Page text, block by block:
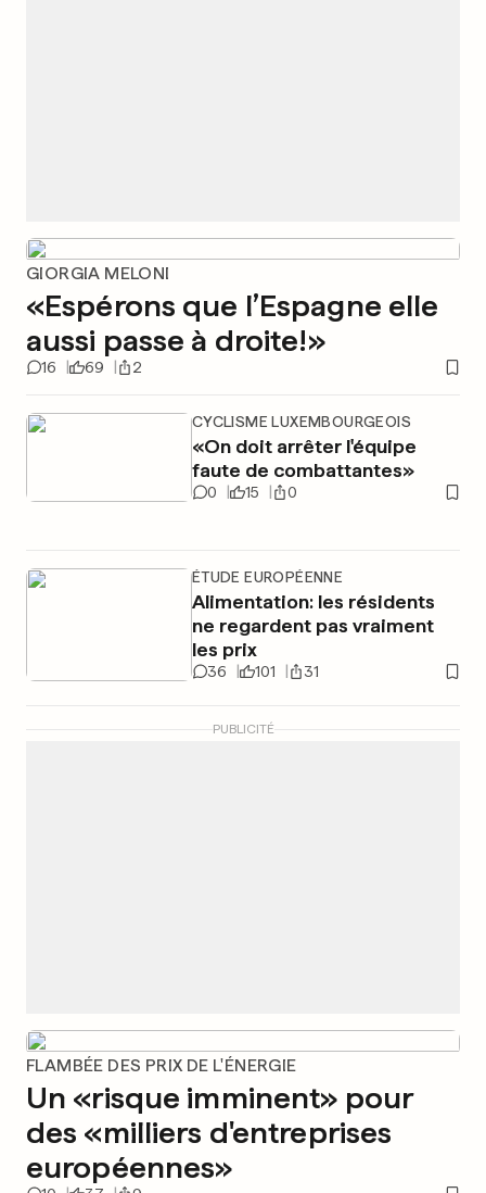
GIORGIA MELONI
«Espérons que l’Espagne elle
aussi passe à droite!»
16 69 2
CYCLISME LUXEMBOURGEOIS
«On doit arrêter l'équipe
faute de combattantes»
0 15 0
ÉTUDE EUROPÉENNE
Alimentation: les résidents
ne regardent pas vraiment
les prix
36 101 31
PUBLICITÉ
FLAMBÉE DES PRIX DE L'ÉNERGIE
Un «risque imminent» pour
des «milliers d'entreprises
européennes»